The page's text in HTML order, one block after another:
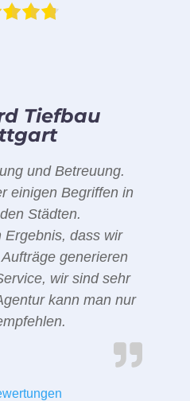
Tiefbau
und Betreuung.
einigen Begriffen in
Städten.
Ergebnis, dass wir
generieren
wir sind sehr
kann man nur